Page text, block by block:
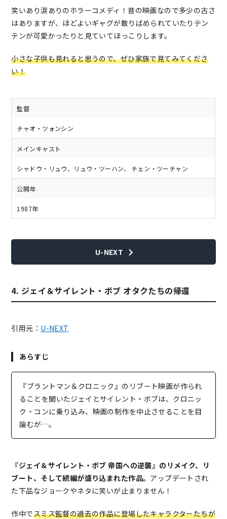
笑いあり涙ありのホラーコメディ！昔の映画なので多少の古さ
はありますが、ほどよいギャグが散りばめられていたりテン
テンが可愛かったりと見ていてほっこりします。
小さな子供も見れると思うので、ぜひ家族で見てみてくださ
い！
監督
チャオ・ツォンシン
メインキャスト
シャドウ・リュウ、リュウ・ツーハン、 チェン・ツーチャン
公開年
1987年
U-NEXT
4. ジェイ＆サイレント・ボブ オタクたちの帰還
引用元： U-NEXT
あらすじ
『ブラントマン＆クロニック』のリブート映画が作られ
ることを聞いたジェイとサイレント・ボブは、クロニッ
ク・コンに乗り込み、映画の制作を中止させることを目
論むが…。
『ジェイ＆サイレント・ボブ 帝国への逆襲』のリメイク、リ
ブート、そして続編が盛り込まれた作品。 アップデートされ
た下品なジョークやネタに笑いが止まりません！
作中でスミス監督の過去の作品に登場したキャラクターたちが